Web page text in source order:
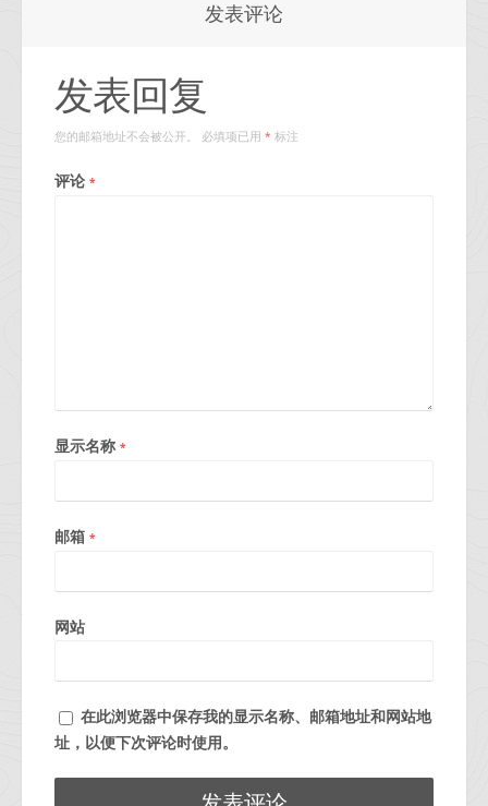
发表评论
发表回复
您的邮箱地址不会被公开。 必填项已用 * 标注
评论 *
显示名称 *
邮箱 *
网站
在此浏览器中保存我的显示名称、邮箱地址和网站地
址，以便下次评论时使用。